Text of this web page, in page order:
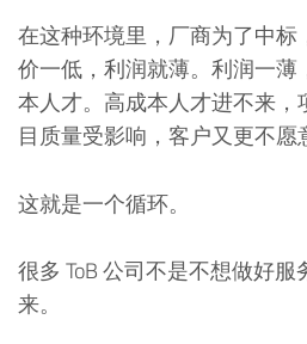
在这种环境里，厂商为了中
价一低，利润就薄。利润一
本人才。高成本人才进不来
目质量受影响，客户又更不愿
这就是一个循环。
很多 ToB 公司不是不想做好
来。